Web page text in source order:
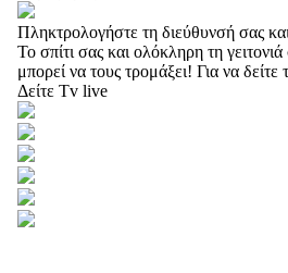
Πληκτρολογήστε τη διεύθυνσή σας και
Το σπίτι σας και ολόκληρη τη
μπορεί να τους τρομάξει! Για να
Δείτε Tv live